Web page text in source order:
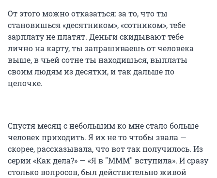
От этого можно отказаться: за то, что ты
становишься «десятником», «сотником», тебе
зарплату не платят. Деньги скидывают тебе
лично на карту, ты запрашиваешь от человека
выше, в чьей сотне ты находишься, выплаты
своим людям из десятки, и так дальше по
цепочке.
Спустя месяц с небольшим ко мне стало больше
человек приходить. Я их не то чтобы звала —
скорее, рассказывала, что вот так получилось. Из
серии «Как дела?» — «Я в "МММ" вступила». И сразу
столько вопросов, был действительно живой